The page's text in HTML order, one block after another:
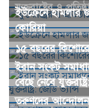
যুক্তরাষ্ট্রের ৭
ইউক্রেনে হামলার
কোরিয়া
১৫ বছরের
ইরান সংকট
বেছে নেবে
তরুণদের আন্দোলন